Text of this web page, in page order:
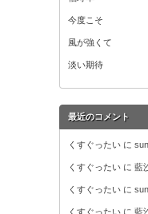
今度こそ
風が強くて
淡い期待
最近のコメント
くすぐったい に
くすぐったい に 藍
くすぐったい に
くすぐったい に 藍